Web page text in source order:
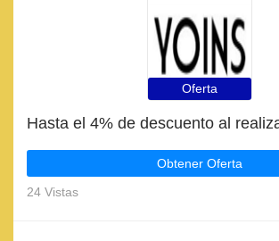
Oferta
Hasta el 4% de descuento al
Obtener Oferta
24 Vistas